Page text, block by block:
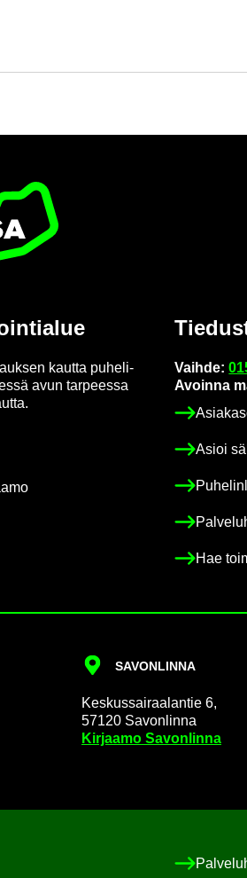
avau­tuu uu­del­le vä­li­leh­del­le
kaut­ta pu­he­li­
avun tar­pees­sa
Vaih­de:
Avoin­na
Asioi
Hae
SA­VON­LIN­NA
Kes­kus­sai­raa­lan­tie 6,
57120 Sa­von­lin­na
Kir­jaa­mo Sa­von­lin­na